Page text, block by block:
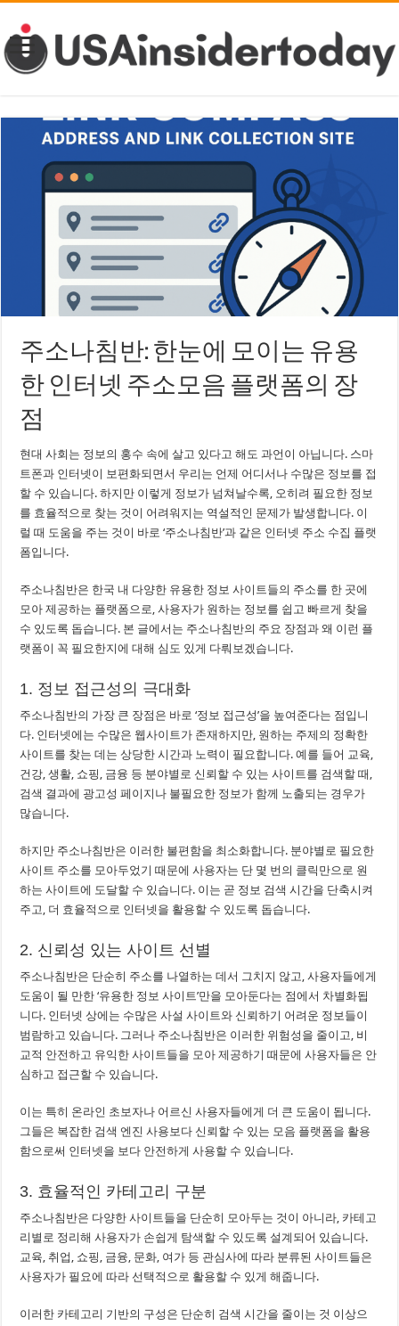
주소나침반: 한눈에 모이는 유용
한 인터넷 주소모음 플랫폼의 장
점
현대 사회는 정보의 홍수 속에 살고 있다고 해도 과언이 아닙니다. 스마
트폰과 인터넷이 보편화되면서 우리는 언제 어디서나 수많은 정보를 접
할 수 있습니다. 하지만 이렇게 정보가 넘쳐날수록, 오히려 필요한 정보
를 효율적으로 찾는 것이 어려워지는 역설적인 문제가 발생합니다. 이
럴 때 도움을 주는 것이 바로 ‘주소나침반’과 같은 인터넷 주소 수집 플랫
폼입니다.
주소나침반은 한국 내 다양한 유용한 정보 사이트들의 주소를 한 곳에
모아 제공하는 플랫폼으로, 사용자가 원하는 정보를 쉽고 빠르게 찾을
수 있도록 돕습니다. 본 글에서는 주소나침반의 주요 장점과 왜 이런 플
랫폼이 꼭 필요한지에 대해 심도 있게 다뤄보겠습니다.
1. 정보 접근성의 극대화
주소나침반의 가장 큰 장점은 바로 ‘정보 접근성’을 높여준다는 점입니
다. 인터넷에는 수많은 웹사이트가 존재하지만, 원하는 주제의 정확한
사이트를 찾는 데는 상당한 시간과 노력이 필요합니다. 예를 들어 교육,
건강, 생활, 쇼핑, 금융 등 분야별로 신뢰할 수 있는 사이트를 검색할 때,
검색 결과에 광고성 페이지나 불필요한 정보가 함께 노출되는 경우가
많습니다.
하지만 주소나침반은 이러한 불편함을 최소화합니다. 분야별로 필요한
사이트 주소를 모아두었기 때문에 사용자는 단 몇 번의 클릭만으로 원
하는 사이트에 도달할 수 있습니다. 이는 곧 정보 검색 시간을 단축시켜
주고, 더 효율적으로 인터넷을 활용할 수 있도록 돕습니다.
2. 신뢰성 있는 사이트 선별
주소나침반은 단순히 주소를 나열하는 데서 그치지 않고, 사용자들에게
도움이 될 만한 ‘유용한 정보 사이트’만을 모아둔다는 점에서 차별화됩
니다. 인터넷 상에는 수많은 사설 사이트와 신뢰하기 어려운 정보들이
범람하고 있습니다. 그러나 주소나침반은 이러한 위험성을 줄이고, 비
교적 안전하고 유익한 사이트들을 모아 제공하기 때문에 사용자들은 안
심하고 접근할 수 있습니다.
이는 특히 온라인 초보자나 어르신 사용자들에게 더 큰 도움이 됩니다.
그들은 복잡한 검색 엔진 사용보다 신뢰할 수 있는 모음 플랫폼을 활용
함으로써 인터넷을 보다 안전하게 사용할 수 있습니다.
3. 효율적인 카테고리 구분
주소나침반은 다양한 사이트들을 단순히 모아두는 것이 아니라, 카테고
리별로 정리해 사용자가 손쉽게 탐색할 수 있도록 설계되어 있습니다.
교육, 취업, 쇼핑, 금융, 문화, 여가 등 관심사에 따라 분류된 사이트들은
사용자가 필요에 따라 선택적으로 활용할 수 있게 해줍니다.
이러한 카테고리 기반의 구성은 단순히 검색 시간을 줄이는 것 이상으